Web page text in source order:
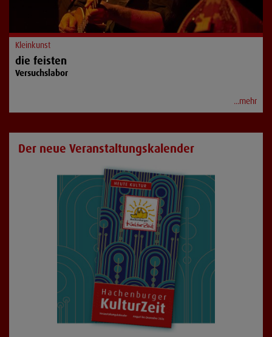
Kleinkunst
die feisten
Versuchslabor
...mehr
Der neue Veranstaltungskalender